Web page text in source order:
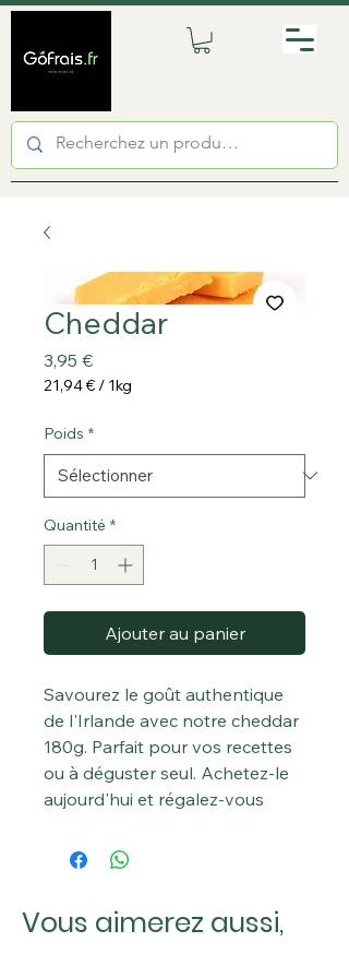
Cheddar
3,95 €Prix
21,94 € / 1kg
pour
Kilogramme
Poids *
Quantité *
Ajouter au panier
Savourez le goût authentique
de l'Irlande avec notre cheddar
180g. Parfait pour vos recettes
ou à déguster seul. Achetez-le
aujourd'hui et régalez-vous
Vous aimerez aussi,